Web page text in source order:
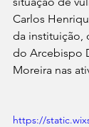
Carlos
da instituição,
do Arcebispo
Moreira nas
https://